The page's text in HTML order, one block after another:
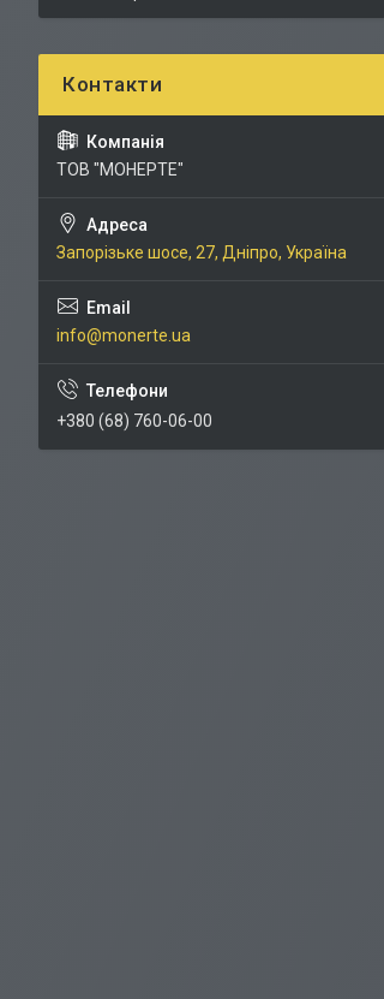
ТОВ "МОНЕРТЕ"
Запорізьке шосе, 27, Дніпро, Україна
info@monerte.ua
+380 (68) 760-06-00